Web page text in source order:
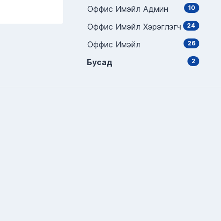
10
Оффис Имэйл Админ
24
Оффис Имэйл Хэрэглэгч
26
Оффис Имэйл
2
Бусад